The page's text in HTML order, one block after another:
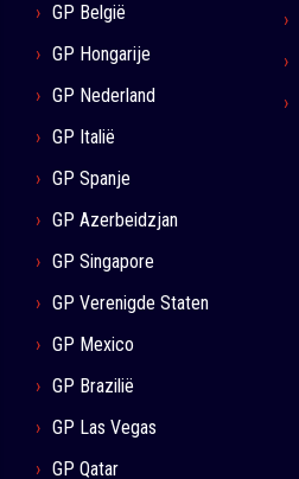
GP België
GP Hongarije
GP Nederland
GP Italië
GP Spanje
GP Azerbeidzjan
GP Singapore
GP Verenigde Staten
GP Mexico
GP Brazilië
GP Las Vegas
GP Qatar